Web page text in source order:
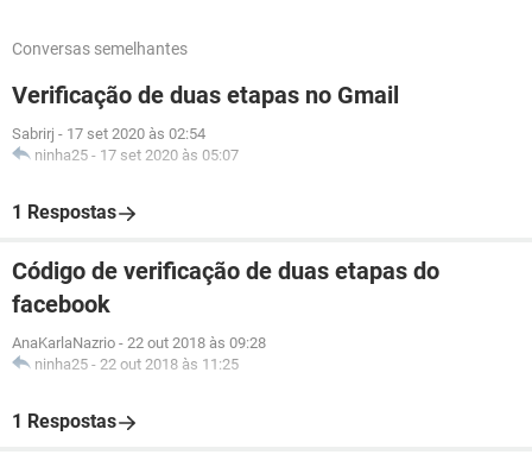
Conversas semelhantes
Verificação de duas etapas no Gmail
Sabrirj - 17 set 2020 às 02:54
ninha25 - 17 set 2020 às 05:07
1 Respostas
Código de verificação de duas etapas do
facebook
AnaKarlaNazrio - 22 out 2018 às 09:28
ninha25 - 22 out 2018 às 11:25
1 Respostas